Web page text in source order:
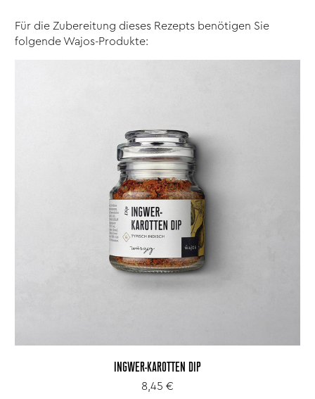
Für die Zubereitung dieses Rezepts benötigen Sie
folgende Wajos-Produkte:
INGWER-KAROTTEN DIP
8,45 €